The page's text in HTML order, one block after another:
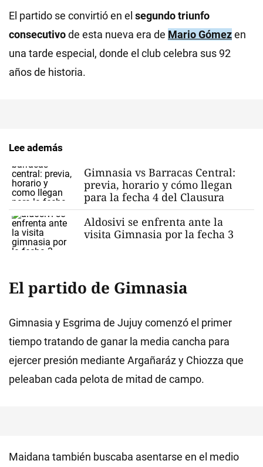
El partido se convirtió en el segundo triunfo
consecutivode esta nueva era de Mario Gómezen
una tarde especial, donde el club celebra sus 92
años de historia.
Lee además
Gimnasia vs Barracas Central:
previa, horario y cómo llegan
para la fecha 4 del Clausura
Aldosivi se enfrenta ante la
visita Gimnasia por la fecha 3
El partido de Gimnasia
Gimnasia y Esgrima de Jujuy comenzó el primer
tiempo tratando de ganar la media cancha para
ejercer presión mediante Argañaráz y Chiozza que
peleaban cada pelota de mitad de campo.
Maidana también buscaba asentarse en el medio